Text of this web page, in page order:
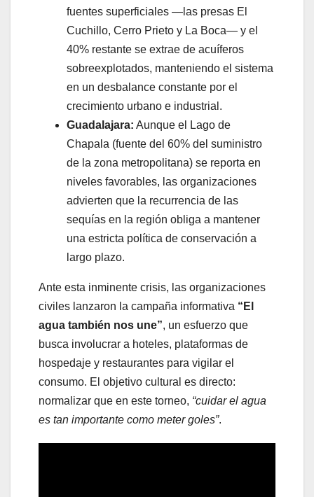
fuentes superficiales —las presas El
Cuchillo, Cerro Prieto y La Boca— y el
40% restante se extrae de acuíferos
sobreexplotados, manteniendo el sistema
en un desbalance constante por el
crecimiento urbano e industrial.
Guadalajara: Aunque el Lago de
Chapala (fuente del 60% del suministro
de la zona metropolitana) se reporta en
niveles favorables, las organizaciones
advierten que la recurrencia de las
sequías en la región obliga a mantener
una estricta política de conservación a
largo plazo.
Ante esta inminente crisis, las organizaciones
civiles lanzaron la campaña informativa “El
agua también nos une”, un esfuerzo que
busca involucrar a hoteles, plataformas de
hospedaje y restaurantes para vigilar el
consumo. El objetivo cultural es directo:
normalizar que en este torneo, “cuidar el agua
es tan importante como meter goles”.